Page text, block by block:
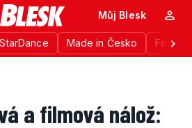
StarDance Made in Česko
Můj Blesk
a filmová nálož: